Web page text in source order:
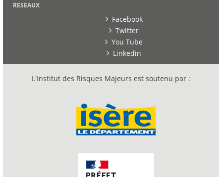
RESEAUX
Facebook
Twitter
You Tube
Linkedin
L'Institut des Risques Majeurs est soutenu par :